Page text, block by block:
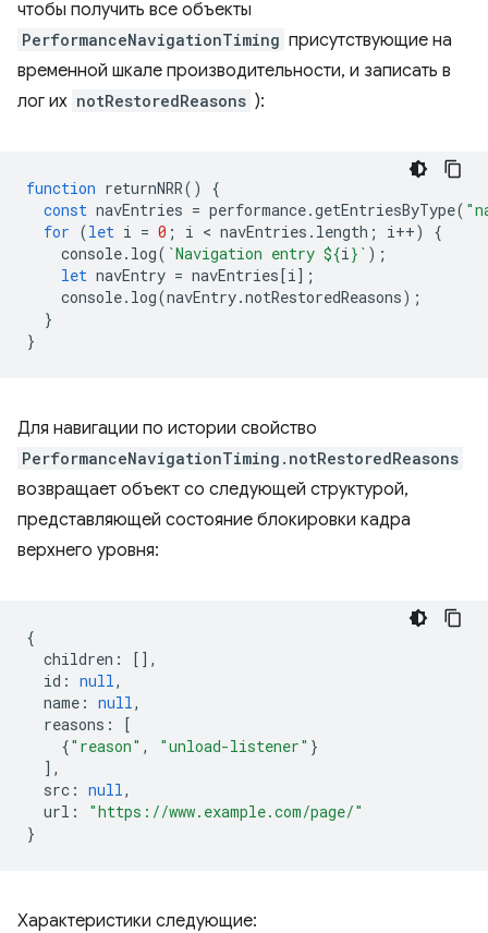
чтобы получить все объекты
PerformanceNavigationTiming присутствующие на
временной шкале производительности, и записать в
лог их notRestoredReasons ):
function returnNRR()
{
const navEntries = performance.getEntriesByType(
for (let i = 0 ; i < navEntries . length ; i++)
{
console. log( `Navigation entry ${i} ` );
let navEntry = navEntries[i];
console. log(navEntry.notRestoredReasons);
}
}
Для навигации по истории свойство
PerformanceNavigationTiming.notRestoredReasons
возвращает объект со следующей структурой,
представляющей состояние блокировки кадра
верхнего уровня:
{
children :
[],
id : null,
name : null,
reasons :
[
{"reason" , "unload-listener" }
],
src : null,
url :
"https://www.example.com/page/"
}
Характеристики следующие: